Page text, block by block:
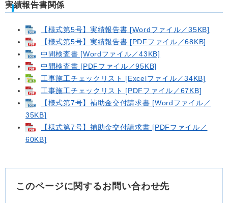
実績報告書関係
【様式第5号】実績報告書 [Wordファイル／35KB]
【様式第5号】実績報告書 [PDFファイル／68KB]
中間検査書 [Wordファイル／43KB]
中間検査書 [PDFファイル／95KB]
工事施工チェックリスト [Excelファイル／34KB]
工事施工チェックリスト [PDFファイル／67KB]
【様式第7号】補助金交付請求書 [Wordファイル／
35KB]
【様式第7号】補助金交付請求書 [PDFファイル／
60KB]
このページに関するお問い合わせ先